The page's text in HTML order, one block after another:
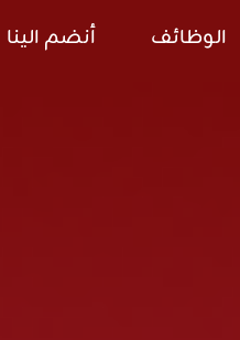
الوظائف أنضم الينا